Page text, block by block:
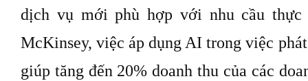
dịch vụ mới phù hợp với nhu cầu thực
McKinsey, việc áp dụng AI trong việc
giúp tăng đến 20% doanh thu của các